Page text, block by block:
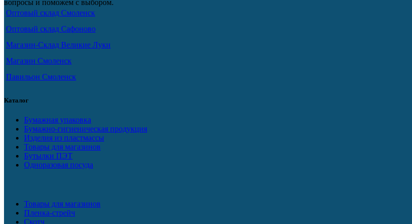
вопросы и поможем с выбором.
Оптовый склад Смоленск
Оптовый склад Сафоново
Магазин-Склад Великие Луки
Магазин Смоленск
Павильон Смоленск
Каталог
Бумажная упаковка
Бумажно-гигиеническая продукция
Изделия из пластмассы
Товары для магазинов
Бутылки ПЭТ
Одноразовая посуда
Товары для магазинов
Пленка-стрейч
Скотч